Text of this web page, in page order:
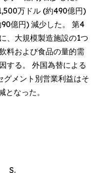
万ドル (約490億円)
億円) 減少した。 第4
、大規模製造施設の1つ
料および食品の量的需
する。 外国為替による
メント別営業利益はそ
となった。
S.